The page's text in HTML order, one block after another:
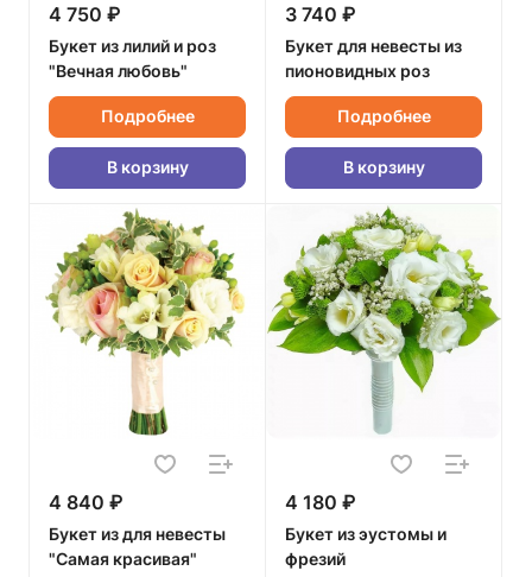
4 750 ₽
Букет из лилий и роз
"Вечная любовь"
Подробнее
В корзину
3 740 ₽
Букет для невесты из
пионовидных роз
Подробнее
В корзину
4 840 ₽
Букет из для невесты
"Самая красивая"
4 180 ₽
Букет из эустомы и
фрезий